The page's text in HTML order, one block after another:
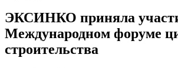
ЭКСИНКО приняла
Международном форуме
строительства